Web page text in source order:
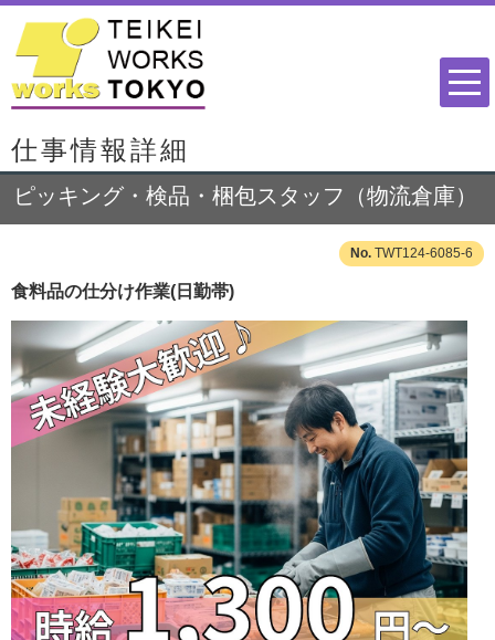
仕事情報詳細
ピッキング・検品・梱包スタッフ（物流倉庫）
TWT124-6085-6
食料品の仕分け作業(日勤帯)